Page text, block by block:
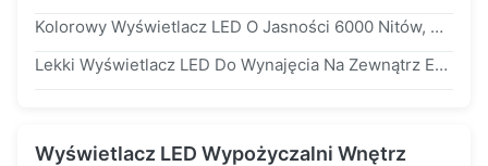
Kolorowy Wyświetlacz LED O Jasności 6000 Nitów, Wodoodporny Ekran Ledowy p3.91 Stage
Lekki Wyświetlacz LED Do Wynajęcia Na Zewnątrz Ekran O Wysokiej Jasności Wideo Na Scenie
Wyświetlacz LED Wypożyczalni Wnętrz